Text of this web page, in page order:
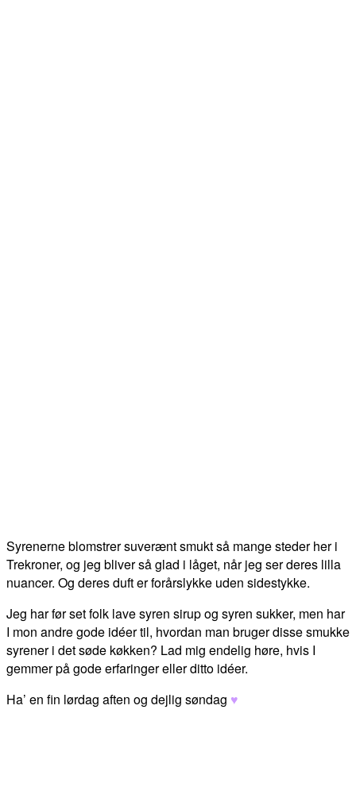
Syrenerne blomstrer suverænt smukt så mange steder her i
Trekroner, og jeg bliver så glad i låget, når jeg ser deres lilla
nuancer. Og deres duft er forårslykke uden sidestykke.
Jeg har før set folk lave syren sirup og syren sukker, men har
I mon andre gode idéer til, hvordan man bruger disse smukke
syrener i det søde køkken? Lad mig endelig høre, hvis I
gemmer på gode erfaringer eller ditto idéer.
Ha’ en fin lørdag aften og dejlig søndag ♥